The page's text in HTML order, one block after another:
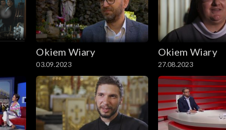
Okiem Wiary
03.09.2023
Okiem Wiary
27.08.2023